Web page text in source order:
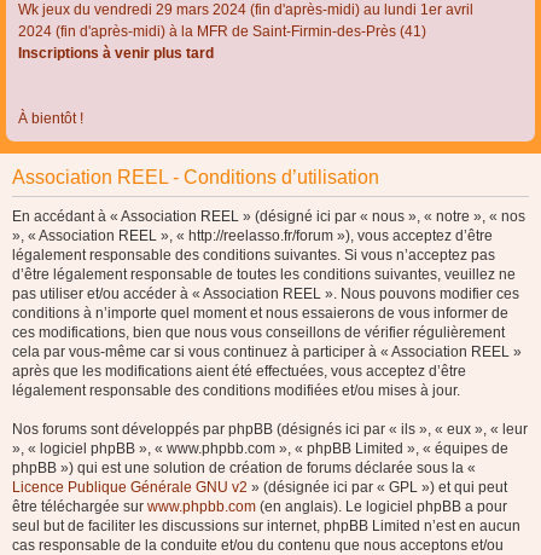
Wk jeux du vendredi 29 mars 2024 (fin d'après-midi) au lundi 1er avril
2024 (fin d'après-midi) à la MFR de Saint-Firmin-des-Près (41)
Inscriptions à venir plus tard
À bientôt !
Association REEL - Conditions d’utilisation
En accédant à « Association REEL » (désigné ici par « nous », « notre », « nos
», « Association REEL », « http://reelasso.fr/forum »), vous acceptez d’être
légalement responsable des conditions suivantes. Si vous n’acceptez pas
d’être légalement responsable de toutes les conditions suivantes, veuillez ne
pas utiliser et/ou accéder à « Association REEL ». Nous pouvons modifier ces
conditions à n’importe quel moment et nous essaierons de vous informer de
ces modifications, bien que nous vous conseillons de vérifier régulièrement
cela par vous-même car si vous continuez à participer à « Association REEL »
après que les modifications aient été effectuées, vous acceptez d’être
légalement responsable des conditions modifiées et/ou mises à jour.
Nos forums sont développés par phpBB (désignés ici par « ils », « eux », « leur
», « logiciel phpBB », « www.phpbb.com », « phpBB Limited », « équipes de
phpBB ») qui est une solution de création de forums déclarée sous la «
Licence Publique Générale GNU v2 » (désignée ici par « GPL ») et qui peut
être téléchargée sur www.phpbb.com (en anglais). Le logiciel phpBB a pour
seul but de faciliter les discussions sur internet, phpBB Limited n’est en aucun
cas responsable de la conduite et/ou du contenu que nous acceptons et/ou